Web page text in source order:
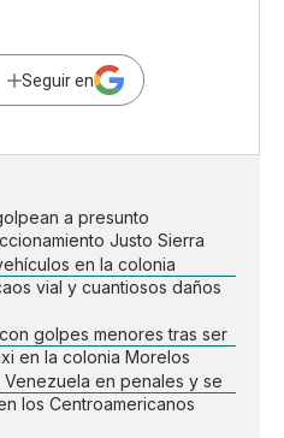
Seguir en
a presunto
Justo Sierra
en la colonia
vial y cuantiosos daños
golpes menores tras ser
en la colonia Morelos
en penales y se
los Centroamericanos